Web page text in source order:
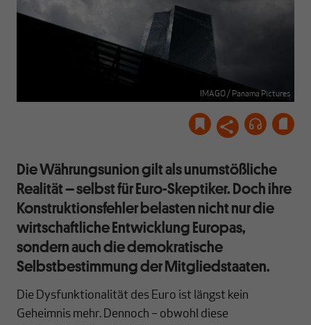
IMAGO / Panama Pictures
Die Währungsunion gilt als unumstößliche
Realität – selbst für Euro-Skeptiker. Doch ihre
Konstruktionsfehler belasten nicht nur die
wirtschaftliche Entwicklung Europas,
sondern auch die demokratische
Selbstbestimmung der Mitgliedstaaten.
Die Dysfunktionalität des Euro ist längst kein
Geheimnis mehr. Dennoch – obwohl diese